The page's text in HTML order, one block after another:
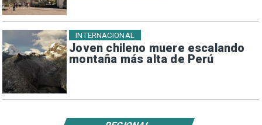
Joven chileno muere escalando
montaña más alta de Perú
INTERNACIONAL